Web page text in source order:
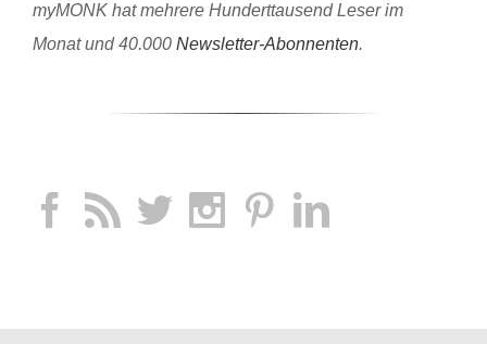
myMONK hat mehrere Hunderttausend Leser im
Monat und 40.000 Newsletter-Abonnenten.